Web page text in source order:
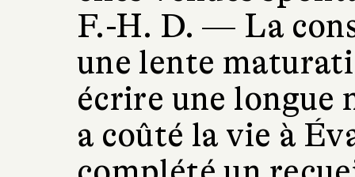
F.-H. D. — La
une lente
écrire une longue
a coûté la vie à